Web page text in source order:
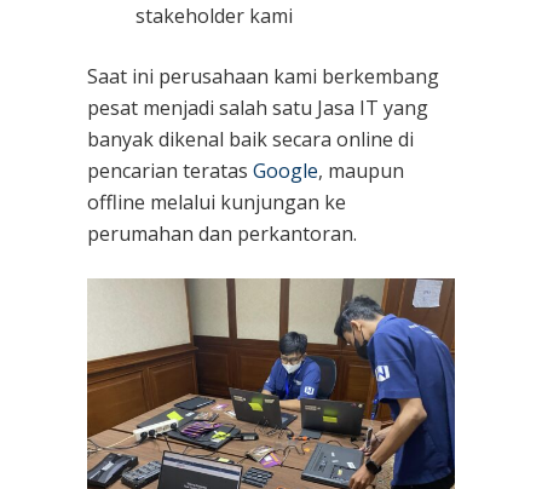
stakeholder kami
Saat ini perusahaan kami berkembang
pesat menjadi salah satu Jasa IT yang
banyak dikenal baik secara online di
pencarian teratas Google, maupun
offline melalui kunjungan ke
perumahan dan perkantoran.